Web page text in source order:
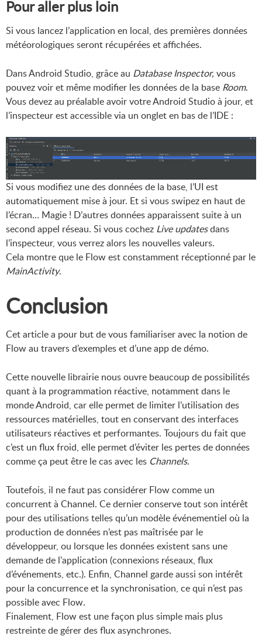
Pour aller plus loin
Si vous lancez l’application en local, des premières données
météorologiques seront récupérées et affichées.
Dans Android Studio, grâce au Database Inspector, vous
pouvez voir et même modifier les données de la base Room.
Vous devez au préalable avoir votre Android Studio à jour, et
l’inspecteur est accessible via un onglet en bas de l’IDE :
Si vous modifiez une des données de la base, l’UI est
automatiquement mise à jour. Et si vous swipez en haut de
l’écran… Magie ! D’autres données apparaissent suite à un
second appel réseau. Si vous cochez Live updatesdans
l’inspecteur, vous verrez alors les nouvelles valeurs.
Cela montre que le Flow est constamment réceptionné par le
MainActivity.
Conclusion
Cet article a pour but de vous familiariser avec la notion de
Flow au travers d’exemples et d’une app de démo.
Cette nouvelle librairie nous ouvre beaucoup de possibilités
quant à la programmation réactive, notamment dans le
monde Android, car elle permet de limiter l’utilisation des
ressources matérielles, tout en conservant des interfaces
utilisateurs réactives et performantes. Toujours du fait que
c’est un flux froid, elle permet d’éviter les pertes de données
comme ça peut être le cas avec les Channels.
Toutefois, il ne faut pas considérer Flow comme un
concurrent à Channel. Ce dernier conserve tout son intérêt
pour des utilisations telles qu’un modèle événementiel où la
production de données n’est pas maîtrisée par le
développeur, ou lorsque les données existent sans une
demande de l’application (connexions réseaux, flux
d’événements, etc.). Enfin, Channel garde aussi son intérêt
pour la concurrence et la synchronisation, ce qui n’est pas
possible avec Flow.
Finalement, Flow est une façon plus simple mais plus
restreinte de gérer des flux asynchrones.